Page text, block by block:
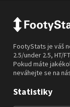
FootyStats je váš
2.5/under 2.5, HT/
Pokud máte
neváhejte se na
Statistiky